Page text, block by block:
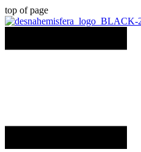
top of page